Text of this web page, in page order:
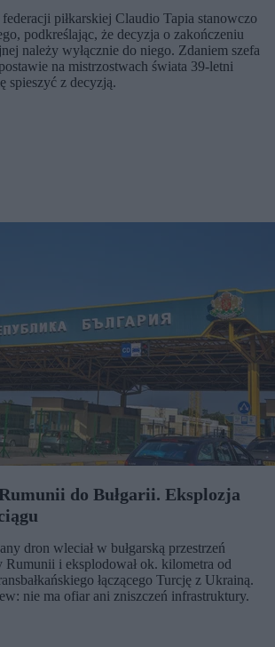
piłkarskiej Claudio Tapia stanowczo
podkreślając, że decyzja o zakończeniu
należy wyłącznie do niego. Zdaniem szefa
na mistrzostwach świata 39-letni
spieszyć z decyzją.
do Bułgarii. Eksplozja
dron wleciał w bułgarską przestrzeń
Rumunii i eksplodował ok. kilometra od
łączącego Turcję z Ukrainą.
nie ma ofiar ani zniszczeń infrastruktury.